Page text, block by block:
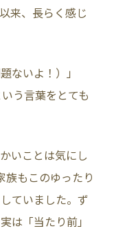
来、長らく感じ
ないよ！）」
う言葉をとても
いことは気にし
族もこのゆったり
ていました。ず
は「当たり前」